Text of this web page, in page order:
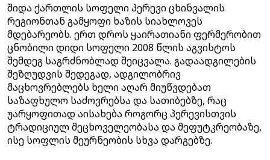
შიდა ქართლის სოფელი პერევი ცხინვალის
რეგიონთან გამყოფი ხაზის სიახლოვეს
მდებარეობს. ერთ დროს ყაირათიანი ფერმერობით
ცნობილი დიდი სოფელი 2008 წლის აგვისტოს
შემდეგ საგრძნობლად შეიცვალა. გადაადგილების
შეზღუდვის შედეგად, ადგილობრივ
მაცხოვრებლებს ხელი აღარ მიუწვდებათ
საზაფხულო საძოვრებსა და სათიბებზე, რაც
უარყოფითად აისახება როგორც პერევისთვის
ტრადიციულ მეცხოველეობასა და მეფუტკრეობაზე,
ისე სოფლის მეურნეობის სხვა დარგებზე.